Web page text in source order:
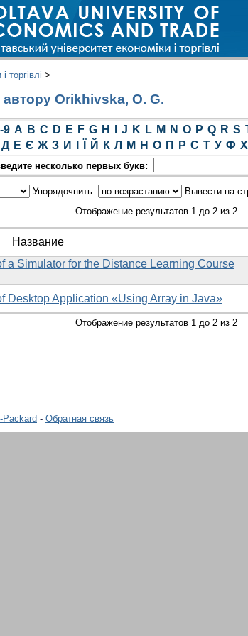
торгівлі >
Orikhivska, O. G.
9 A B C D E F G H J K L M N O P Q R S
Д Е Є Ж З И Й К Л М Н О П Р С Т У Ф Х
несколько первых букв:
Упорядочнить: Вывести на
Отображение результатов 1 до 2 из 2
Название
a Simulator for the Distance Learning Course
Desktop Application «Using Array in Java»
Отображение результатов 1 до 2 из 2
Packard - Обратная связь